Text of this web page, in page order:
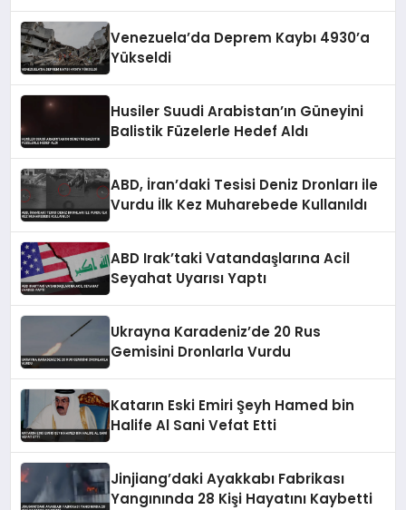
Venezuela’da Deprem Kaybı 4930’a
Yükseldi
Husiler Suudi Arabistan’ın Güneyini
Balistik Füzelerle Hedef Aldı
ABD, İran’daki Tesisi Deniz Dronları ile
Vurdu İlk Kez Muharebede Kullanıldı
ABD Irak’taki Vatandaşlarına Acil
Seyahat Uyarısı Yaptı
Ukrayna Karadeniz’de 20 Rus
Gemisini Dronlarla Vurdu
Katarın Eski Emiri Şeyh Hamed bin
Halife Al Sani Vefat Etti
Jinjiang’daki Ayakkabı Fabrikası
Yangınında 28 Kişi Hayatını Kaybetti